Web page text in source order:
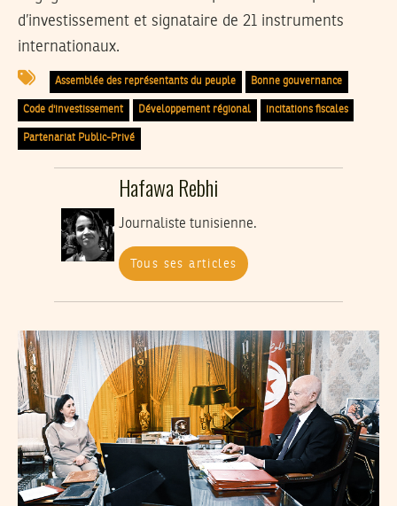
d’investissement et signataire de 21 instruments
internationaux.
Assemblée des représentants du peuple Bonne gouvernance
Code d'investissement Développement régional incitations fiscales
Partenariat Public-Privé
Hafawa Rebhi
Journaliste tunisienne.
Tous ses articles